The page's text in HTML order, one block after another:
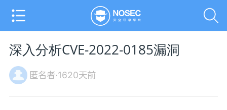
深入分析CVE-2022-0185漏洞
匿名者·1620天前